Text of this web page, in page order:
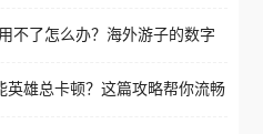
不了怎么办？海外游子的数字
英雄总卡顿？这篇攻略帮你流畅